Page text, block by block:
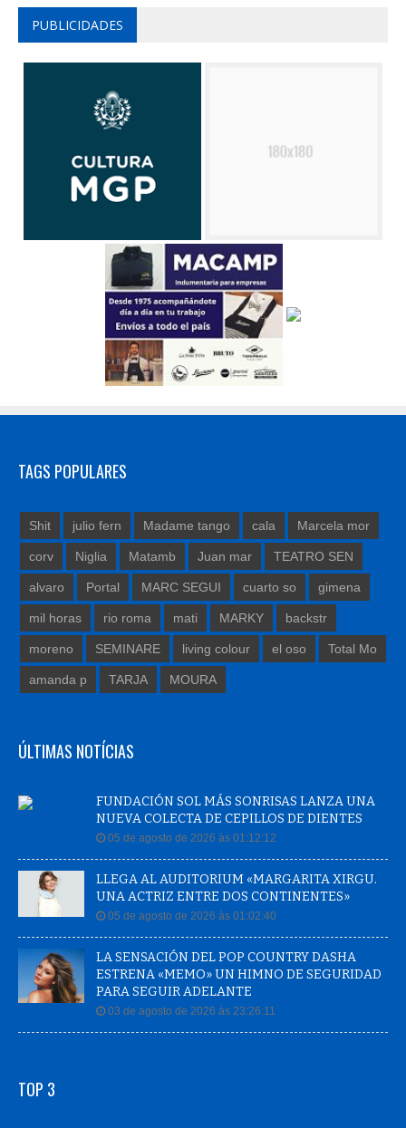
PUBLICIDADES
TAGS POPULARES
Shit julio fern Madame tango cala Marcela mor
corv Niglia Matamb Juan mar TEATRO SEN
alvaro Portal MARC SEGUI cuarto so gimena
mil horas rio roma mati MARKY backstr
moreno SEMINARE living colour el oso Total Mo
amanda p TARJA MOURA
ÚLTIMAS NOTÍCIAS
FUNDACIÓN SOL MÁS SONRISAS LANZA UNA
NUEVA COLECTA DE CEPILLOS DE DIENTES
05 de agosto de 2026 às 01:12:12
LLEGA AL AUDITORIUM «MARGARITA XIRGU.
UNA ACTRIZ ENTRE DOS CONTINENTES»
05 de agosto de 2026 às 01:02:40
LA SENSACIÓN DEL POP COUNTRY DASHA
ESTRENA «MEMO» UN HIMNO DE SEGURIDAD
PARA SEGUIR ADELANTE
03 de agosto de 2026 às 23:26:11
TOP 3